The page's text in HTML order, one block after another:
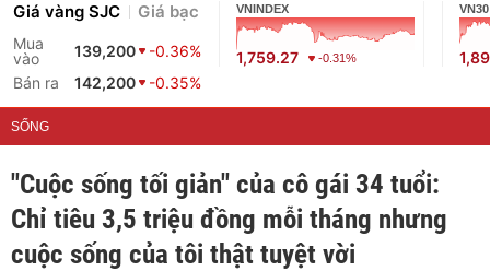
Giá vàng SJC Giá bạc
Mua
vào
139,200
-0.36%
Bán ra
142,200 -0.35%
VNINDEX
1,759.27 -0.31%
VN30
SỐNG
"Cuộc sống tối giản" của cô gái 34 tuổi:
Chỉ tiêu 3,5 triệu đồng mỗi tháng nhưng
cuộc sống của tôi thật tuyệt vời